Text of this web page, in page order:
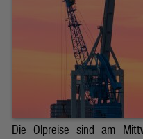
Die Ölpreise sind am